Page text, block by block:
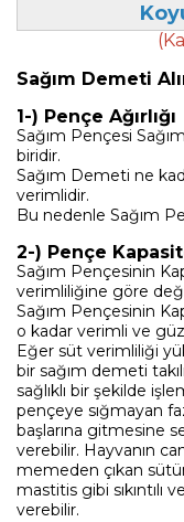
Sağım Demeti
1-) Pençe Ağırlığı
Sağım Pençesi
biridir.
Sağım Demeti ne
verimlidir.
Bu nedenle Sağım
2-) Pençe
Sağım Pençesinin
verimliliğine göre
Sağım Pençesinin
o kadar verimli ve
Eğer süt verimliliği
bir sağım demeti
sağlıklı bir şekilde
pençeye sığmayan
başlarına gitmesine
verebilir. Hayvanın
memeden çıkan
mastitis gibi
verebilir.